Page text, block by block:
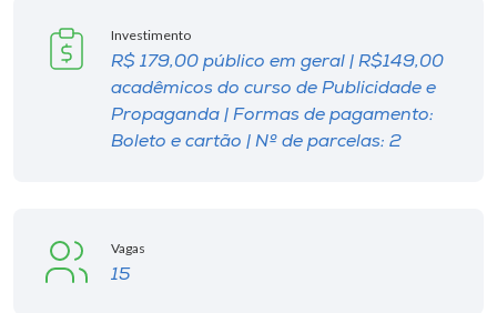
Investimento
R$ 179,00 público em geral | R$149,00
acadêmicos do curso de Publicidade e
Propaganda | Formas de pagamento:
Boleto e cartão | Nº de parcelas: 2
Vagas
15